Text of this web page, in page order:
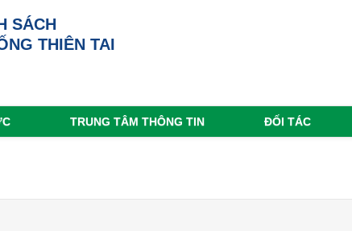
SÁCH
THIÊN TAI
TRUNG TÂM THÔNG TIN ĐỐI TÁC